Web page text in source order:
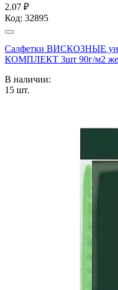
2.07 ₽
Код: 32895
Салфетки ВИСКОЗНЫЕ
КОМПЛЕКТ 3шт 90г/м2
В наличии:
15 шт.